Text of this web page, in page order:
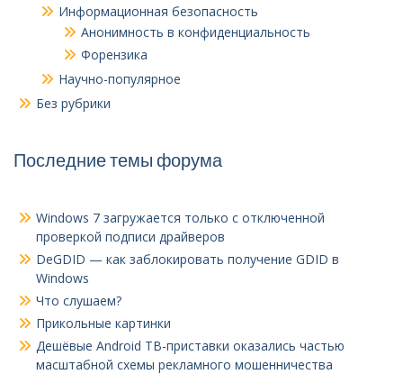
Информационная безопасность
Анонимность в конфиденциальность
Форензика
Научно-популярное
Без рубрики
Последние темы форума
Windows 7 загружается только с отключенной
проверкой подписи драйверов
DeGDID — как заблокировать получение GDID в
Windows
Что слушаем?
Прикольные картинки
Дешёвые Android ТВ-приставки оказались частью
масштабной схемы рекламного мошенничества